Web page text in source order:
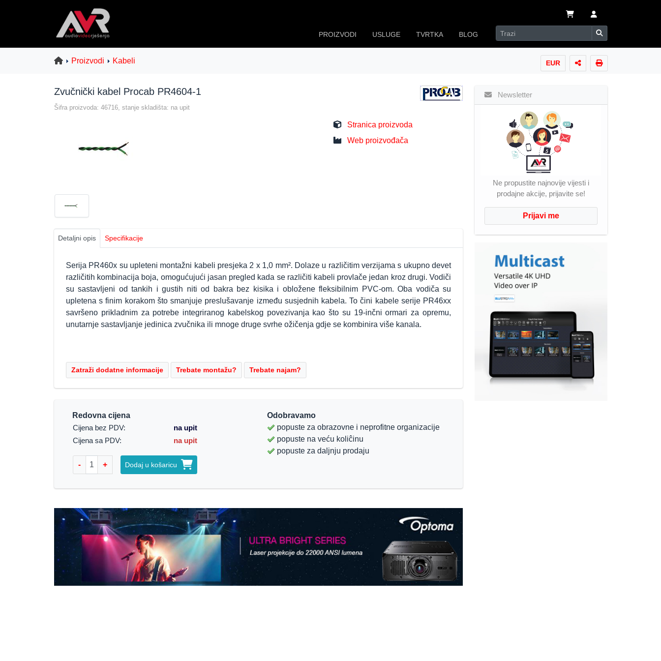
PROIZVODI USLUGE TVRTKA BLOG
EUR
Proizvodi Kabeli
Zvučnički kabel Procab PR4604-1
Šifra proizvoda: 46716, stanje skladišta: na upit
Stranica proizvoda
Web proizvođača
Detaljni opis Specifikacije
Serija PR460x su upleteni montažni kabeli presjeka 2 x 1,0 mm². Dolaze u različitim verzijama s ukupno devet
različitih kombinacija boja, omogućujući jasan pregled kada se različiti kabeli provlače jedan kroz drugi. Vodiči
su sastavljeni od tankih i gustih niti od bakra bez kisika i obložene fleksibilnim PVC-om. Oba vodiča su
upletena s finim korakom što smanjuje preslušavanje između susjednih kabela. To čini kabele serije PR46xx
savršeno prikladnim za potrebe integriranog kabelskog povezivanja kao što su 19-inčni ormari za opremu,
unutarnje sastavljanje jedinica zvučnika ili mnoge druge svrhe ožičenja gdje se kombinira više kanala.
Redovna cijena
Cijena bez PDV:
na upit
Cijena sa PDV:
na upit
- + Dodaj u košaricu
Odobravamo
popuste za obrazovne i neprofitne organizacije
popuste na veću koliĉinu
popuste za daljnju prodaju
Newsletter
Ne propustite najnovije vijesti i
prodajne akcije, prijavite se!
Prijavi me